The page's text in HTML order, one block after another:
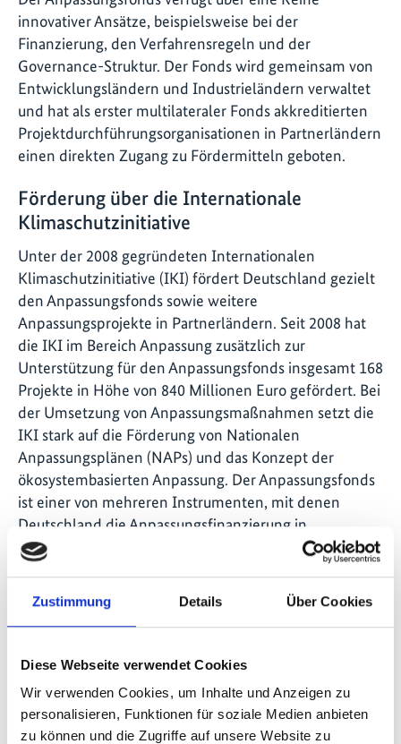
Zustimmung Details Über Cookies
Diese Webseite verwendet Cookies
Wir verwenden Cookies, um Inhalte und Anzeigen zu
personalisieren, Funktionen für soziale Medien anbieten
zu können und die Zugriffe auf unsere Website zu
innovativer Ansätze, beispielsweise bei der
Finanzierung, den Verfahrensregeln und der
Governance-Struktur. Der Fonds wird gemeinsam von
Entwicklungsländern und Industrieländern verwaltet
und hat als erster multilateraler Fonds akkreditierten
Projektdurchführungsorganisationen in Partnerländern
einen direkten Zugang zu Fördermitteln geboten.
Förderung über die Internationale
Klimaschutzinitiative
Unter der 2008 gegründeten Internationalen
Klimaschutzinitiative (IKI) fördert Deutschland gezielt
den Anpassungsfonds sowie weitere
Anpassungsprojekte in Partnerländern. Seit 2008 hat
die IKI im Bereich Anpassung zusätzlich zur
Unterstützung für den Anpassungsfonds insgesamt 168
Projekte in Höhe von 840 Millionen Euro gefördert. Bei
der Umsetzung von Anpassungsmaßnahmen setzt die
IKI stark auf die Förderung von Nationalen
Anpassungsplänen (NAPs) und das Konzept der
ökosystembasierten Anpassung. Der Anpassungsfonds
ist einer von mehreren Instrumenten, mit denen
Deutschland die Anpassungsfinanzierung in
Entwicklungsländern unterstützt.
Bundesumweltministeriums und des Auswärtigen
Seite teilen https://www.international-climate-